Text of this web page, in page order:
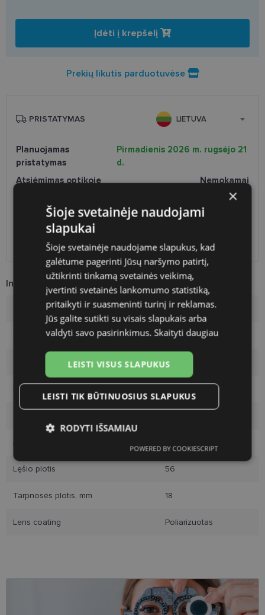
Informacija apie prekę
Prekės ženklas RAYBAN
Rėmelio dydis 56-18
L
Rėmo spalva
Auditorija
Lęšio plotis 56
Tarpnosės plotis, mm 18
Lens coating Poliarizuotas
Įdėti į krepšelį
Prekių likutis parduotuvėse
PRISTATYMAS LIETUVA
Planuojamas
pristatymas
Pirmadienis 2026 m. rugsėjo 21
d.
Atsiėmimas optikoje
Nemokamai
Nemokamai
LP Express paštomatai
Nemokamai
DPD paštomatai
Nemokamai
Omniva paštomatai
DPD kurjeris
Nemokamai
×
Šioje svetainėje naudojami
slapukai
Šioje svetainėje naudojame slapukus, kad
galėtume pagerinti Jūsų naršymo patirtį,
užtikrinti tinkamą svetainės veikimą,
įvertinti svetainės lankomumo statistiką,
pritaikyti ir suasmeninti turinį ir reklamas.
Jūs galite sutikti su visais slapukais arba
valdyti savo pasirinkimus. Skaityti daugiau
LEISTI VISUS SLAPUKUS
LEISTI TIK BŪTINUOSIUS SLAPUKUS
RODYTI IŠSAMIAU
slapukai
Statistikos
slapukai
Rinkodaros
slapukai
Statistikos slapukai
Rinkodaros slapukai
Funkciniai slapukai
POWERED BY COOKIESCRIPT